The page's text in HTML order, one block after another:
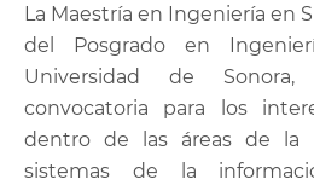
La Maestría en Ingeniería en
del Posgrado en
Universidad de
convocatoria para los
dentro de las áreas de la
sistemas de la